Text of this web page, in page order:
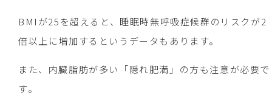
BMIが25を超えると、睡眠時無呼吸症候群のリスクが2
倍以上に増加するというデータもあります。
また、内臓脂肪が多い「隠れ肥満」の方も注意が必要で
す。